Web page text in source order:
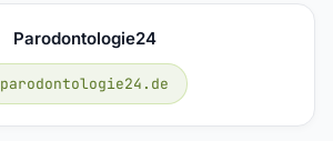
Parodontologie24
parodontologie24.de